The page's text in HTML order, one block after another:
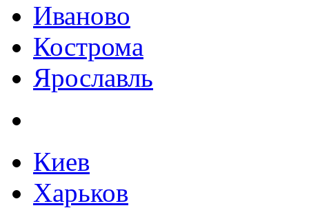
Иваново
Кострома
Ярославль
Киев
Харьков